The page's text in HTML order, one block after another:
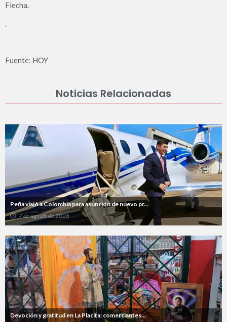
Flecha.
.
Fuente: HOY
Noticias Relacionadas
Peña viajó a Colombia para asunción de nuevo pr...
7 de agosto de 2026
Devoción y gratitud en La Placita: comerciantes...